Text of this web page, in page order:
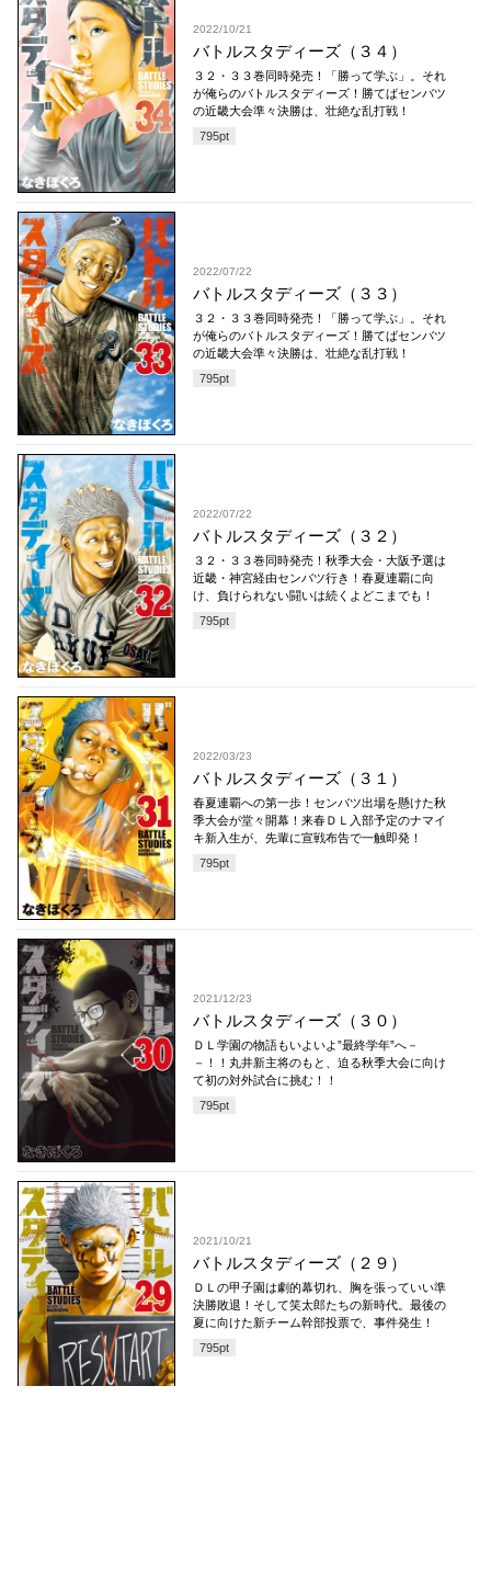
2022/10/21
バトルスタディーズ（３４）
３２・３３巻同時発売！「勝って学ぶ」。それ
が俺らのバトルスタディーズ！勝てばセンバツ
の近畿大会準々決勝は、壮絶な乱打戦！
795pt
2022/07/22
バトルスタディーズ（３３）
３２・３３巻同時発売！「勝って学ぶ」。それ
が俺らのバトルスタディーズ！勝てばセンバツ
の近畿大会準々決勝は、壮絶な乱打戦！
795pt
2022/07/22
バトルスタディーズ（３２）
３２・３３巻同時発売！秋季大会・大阪予選は
近畿・神宮経由センバツ行き！春夏連覇に向
け、負けられない闘いは続くよどこまでも！
795pt
2022/03/23
バトルスタディーズ（３１）
春夏連覇への第一歩！センバツ出場を懸けた秋
季大会が堂々開幕！来春ＤＬ入部予定のナマイ
キ新入生が、先輩に宣戦布告で一触即発！
795pt
2021/12/23
バトルスタディーズ（３０）
ＤＬ学園の物語もいよいよ”最終学年”へ－
－！！丸井新主将のもと、迫る秋季大会に向け
て初の対外試合に挑む！！
795pt
2021/10/21
バトルスタディーズ（２９）
ＤＬの甲子園は劇的幕切れ、胸を張っていい準
決勝敗退！そして笑太郎たちの新時代。最後の
夏に向けた新チーム幹部投票で、事件発生！
795pt